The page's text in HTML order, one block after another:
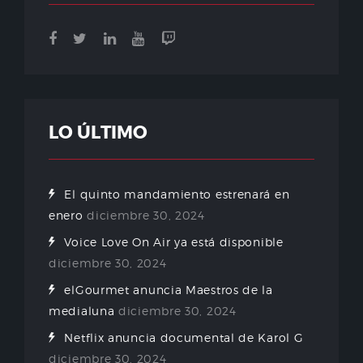
LO ÚLTIMO
El quinto mandamiento estrenará en
enero diciembre 30, 2024
Voice Love On Air ya está disponible
diciembre 30, 2024
elGourmet anuncia Maestros de la
medialuna diciembre 30, 2024
Netflix anuncia documental de Karol G
diciembre 30, 2024